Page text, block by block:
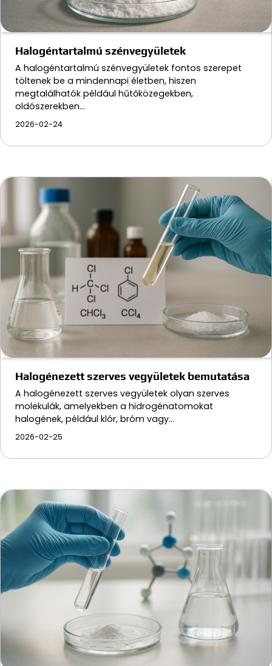
Halogéntartalmú szénvegyületek
A halogéntartalmú szénvegyületek fontos szerepet
töltenek be a mindennapi életben, hiszen
megtalálhatók például hűtőközegekben,
oldószerekben…
2026-02-24
Halogénezett szerves vegyületek bemutatása
A halogénezett szerves vegyületek olyan szerves
molekulák, amelyekben a hidrogénatomokat
halogének, például klór, bróm vagy…
2026-02-25